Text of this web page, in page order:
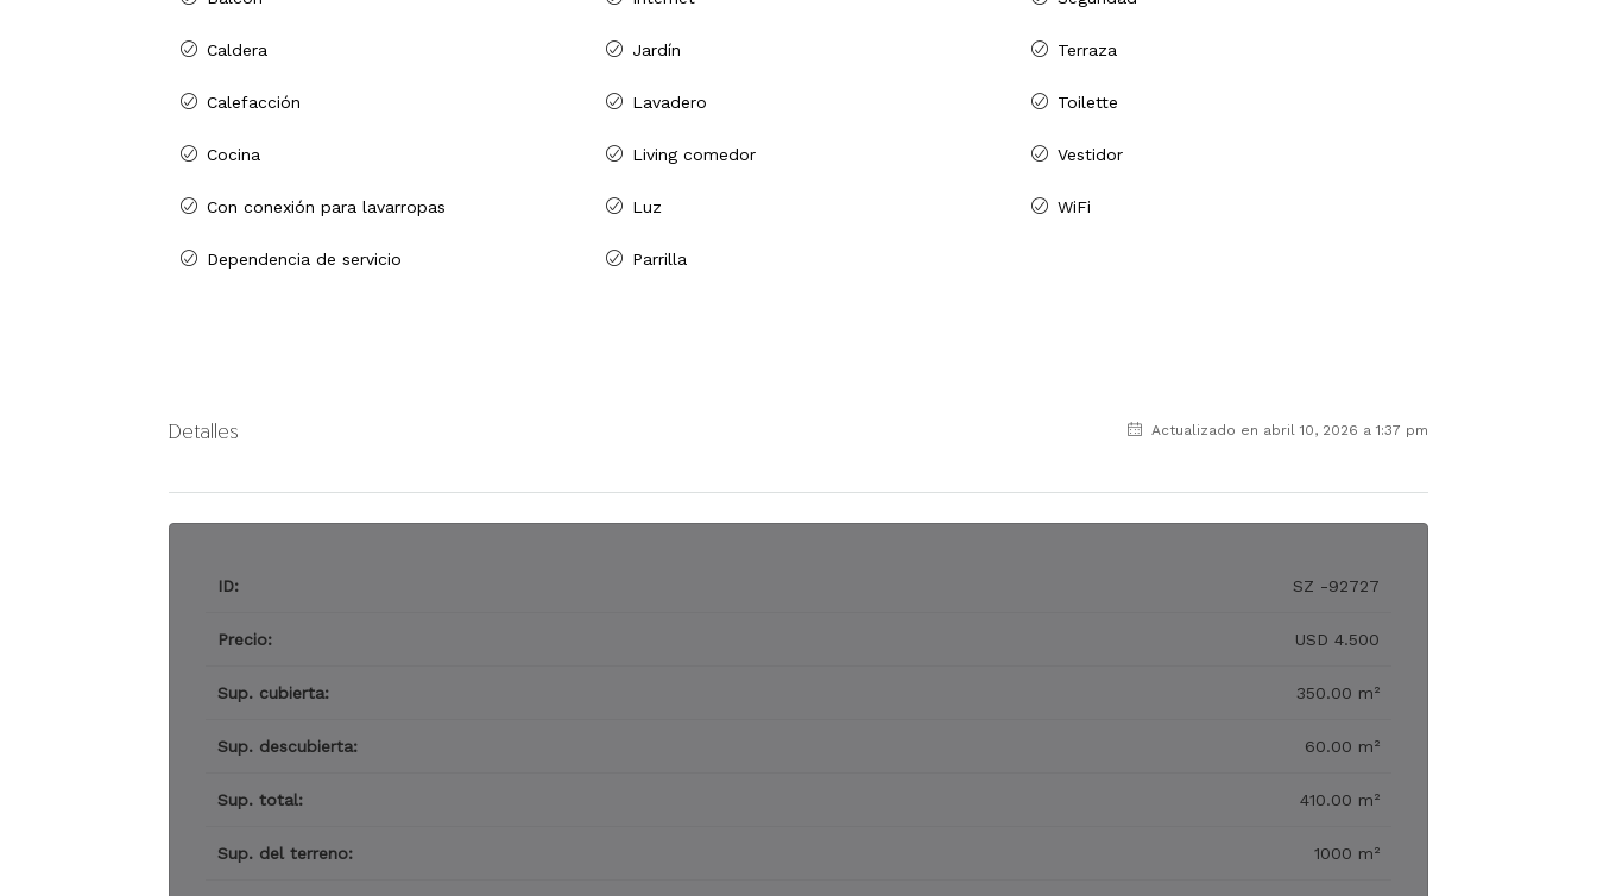
Caldera
Calefacción
Cocina
Con conexión para lavarropas
Dependencia de servicio
Jardín
Lavadero
Living comedor
Luz
Parrilla
Terraza
Toilette
Vestidor
WiFi
Detalles Actualizado en abril 10, 2026 a 1:37 pm
ID: SZ -92727
Precio: USD 4.500
Sup. cubierta: 350.00 m²
Sup. descubierta: 60.00 m²
Sup. total: 410.00 m²
Sup. del terreno: 1000 m²